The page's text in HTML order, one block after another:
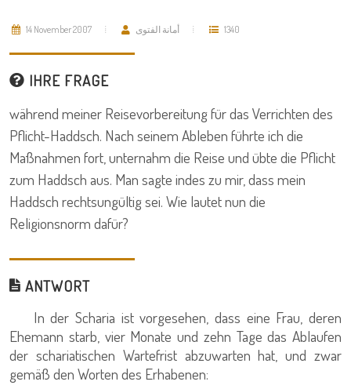
14 November 2007 أمانة الفتوى 1340
IHRE FRAGE
während meiner Reisevorbereitung für das Verrichten des
Pflicht-Haddsch. Nach seinem Ableben führte ich die
Maßnahmen fort, unternahm die Reise und übte die Pflicht
zum Haddsch aus. Man sagte indes zu mir, dass mein
Haddsch rechtsungültig sei. Wie lautet nun die
Religionsnorm dafür?
ANTWORT
In der Scharia ist vorgesehen, dass eine Frau, deren
Ehemann starb, vier Monate und zehn Tage das Ablaufen
der schariatischen Wartefrist abzuwarten hat, und zwar
gemäß den Worten des Erhabenen: